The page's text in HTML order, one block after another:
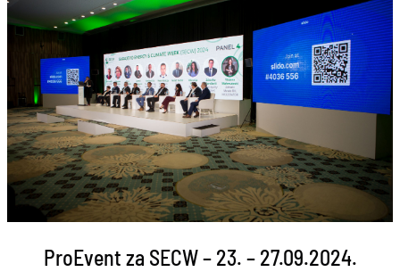
ProEvent za SECW – 23. – 27.09.2024.